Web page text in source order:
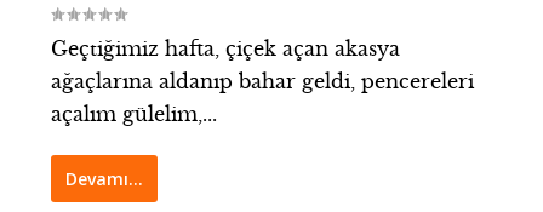
Geçtiğimiz hafta, çiçek açan akasya
ağaçlarına aldanıp bahar geldi, pencereleri
açalım gülelim,...
Devamı…